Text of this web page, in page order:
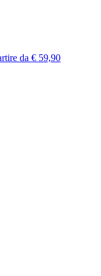
da € 59,90